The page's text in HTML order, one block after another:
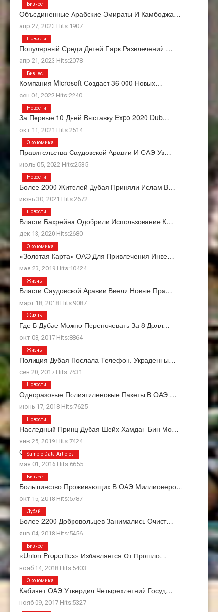
Объединенные Арабские Эмираты И Камбоджа…
апр 27, 2023 Hits:1907
Бизнес
Популярный Среди Детей Парк Развлечений …
апр 21, 2023 Hits:2078
Новости
Компания Microsoft Создаст 36 000 Новых…
сен 04, 2022 Hits:2240
Бизнес
За Первые 10 Дней Выставку Expo 2020 Dub…
окт 11, 2021 Hits:2514
Новости
Правительства Саудовской Аравии И ОАЭ Ув…
июль 05, 2022 Hits:2535
Экономика
Более 2000 Жителей Дубая Приняли Ислам В…
июнь 30, 2021 Hits:2672
Новости
Власти Бахрейна Одобрили Использование К…
дек 13, 2020 Hits:2680
Новости
«Золотая Карта» ОАЭ Для Привлечения Инве…
мая 23, 2019 Hits:10424
Экономика
Власти Саудовской Аравии Ввели Новые Пра…
март 18, 2018 Hits:9087
Жизнь
Где В Дубае Можно Переночевать За 8 Долл…
окт 08, 2017 Hits:8864
Жизнь
Полиция Дубая Послала Телефон, Украденны…
сен 20, 2017 Hits:7631
Жизнь
Одноразовые Полиэтиленовые Пакеты В ОАЭ …
июнь 17, 2018 Hits:7625
Новости
Наследный Принц Дубая Шейх Хамдан Бин Мо…
янв 25, 2019 Hits:7424
Новости
О Нас
мая 01, 2016 Hits:6655
Sample Data-Articles
Большинство Проживающих В ОАЭ Миллионеро…
окт 16, 2018 Hits:5787
Бизнес
Более 2200 Добровольцев Занимались Очист…
янв 04, 2018 Hits:5456
Дубай
«Union Properties» Избавляется От Прошло…
нояб 14, 2018 Hits:5403
Бизнес
Кабинет ОАЭ Утвердил Четырехлетний Госуд…
нояб 09, 2017 Hits:5327
Экономика